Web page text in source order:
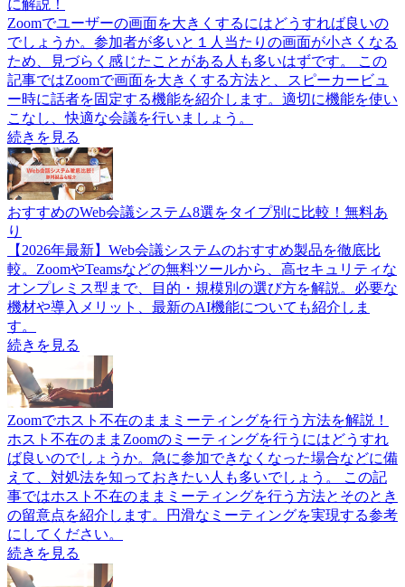
に解説！
Zoomでユーザーの画面を大きくするにはどうすれば良いの
でしょうか。参加者が多いと１人当たりの画面が小さくなる
ため、見づらく感じたことがある人も多いはずです。 この
記事ではZoomで画面を大きくする方法と、スピーカービュ
ー時に話者を固定する機能を紹介します。適切に機能を使い
こなし、快適な会議を行いましょう。
続きを見る
おすすめのWeb会議システム8選をタイプ別に比較！無料あ
り
【2026年最新】Web会議システムのおすすめ製品を徹底比
較。ZoomやTeamsなどの無料ツールから、高セキュリティな
オンプレミス型まで、目的・規模別の選び方を解説。必要な
機材や導入メリット、最新のAI機能についても紹介しま
す。
続きを見る
Zoomでホスト不在のままミーティングを行う方法を解説！
ホスト不在のままZoomのミーティングを行うにはどうすれ
ば良いのでしょうか。急に参加できなくなった場合などに備
えて、対処法を知っておきたい人も多いでしょう。 この記
事ではホスト不在のままミーティングを行う方法とそのとき
の留意点を紹介します。円滑なミーティングを実現する参考
にしてください。
続きを見る